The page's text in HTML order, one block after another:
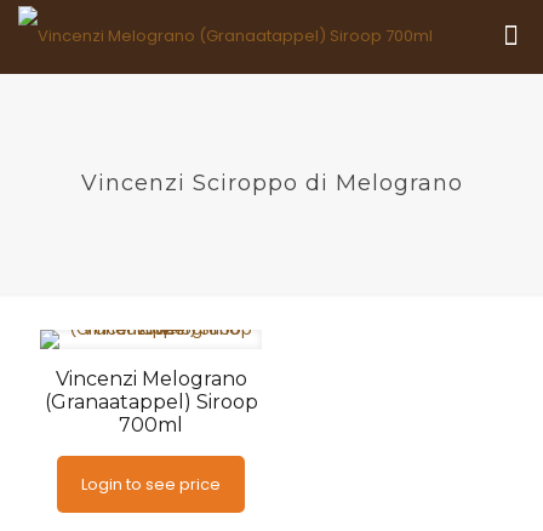
Vincenzi Sciroppo di Melograno
Vincenzi Melograno
(Granaatappel) Siroop
700ml
Login to see price